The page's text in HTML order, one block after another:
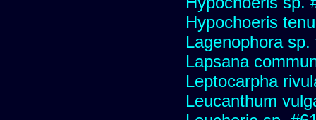
Hypochoeris
Lagenophora sp.
Lapsana
Leptocarpha
Leucanthum